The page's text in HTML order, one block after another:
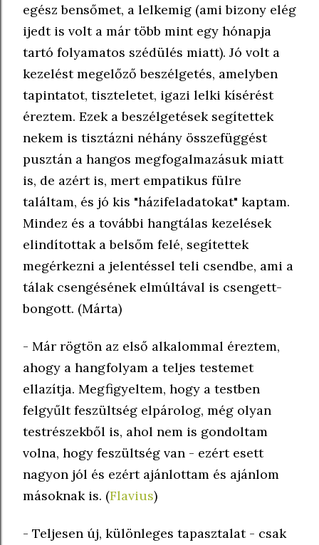
egész bensőmet, a lelkemig (ami bizony elég
ijedt is volt a már több mint egy hónapja
tartó folyamatos szédülés miatt). Jó volt a
kezelést megelőző beszélgetés, amelyben
tapintatot, tiszteletet, igazi lelki kísérést
éreztem. Ezek a beszélgetések segítettek
nekem is tisztázni néhány összefüggést
pusztán a hangos megfogalmazásuk miatt
is, de azért is, mert empatikus fülre
találtam, és jó kis "házifeladatokat" kaptam.
Mindez és a további hangtálas kezelések
elindítottak a belsőm felé, segítettek
megérkezni a jelentéssel teli csendbe, ami a
tálak csengésének elmúltával is csengett-
bongott. (Márta)
- Már rögtön az első alkalommal éreztem,
ahogy a hangfolyam a teljes testemet
ellazítja. Megfigyeltem, hogy a testben
felgyűlt feszültség elpárolog, még olyan
testrészekből is, ahol nem is gondoltam
volna, hogy feszültség van - ezért esett
nagyon jól és ezért ajánlottam és ajánlom
másoknak is. (Flavius)
- Teljesen új, különleges tapasztalat - csak